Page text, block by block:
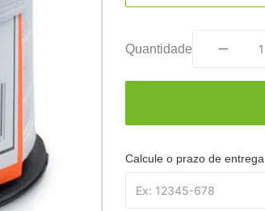
Quantidade
Calcule o prazo de entrega